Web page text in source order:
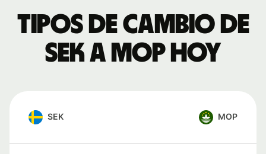
Tipos de cambio de
SEK a MOP hoy
SEK MOP